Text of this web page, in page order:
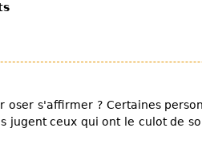
oser s'affirmer ? Certaines
jugent ceux qui ont le culot de